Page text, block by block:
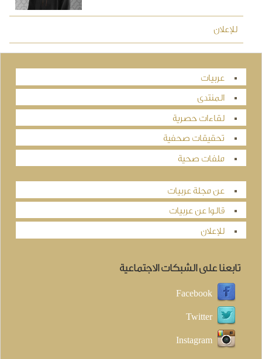
للإعلان
عربيات
المنتدى
لقاءات حصرية
تحقيقات صحفية
ملفات صحية
عن مجلة عربيات
قالوا عن عربيات
للإعلان
تابعنا على الشبكات الاجتماعية
Facebook
Twitter
Instagram